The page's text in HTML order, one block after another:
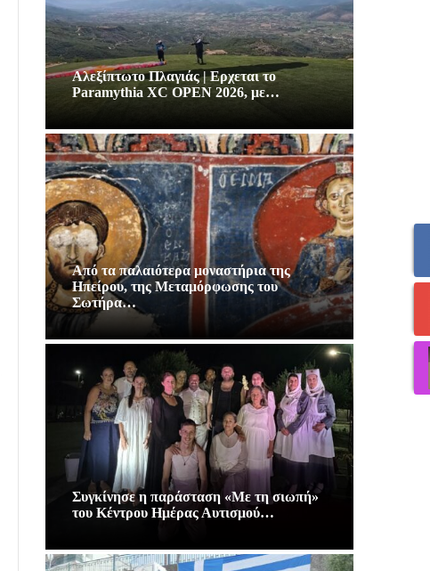
Αλεξίπτωτο Πλαγιάς | Ερχεται το
Paramythia XC OPEN 2026, με…
Από τα παλαιότερα μοναστήρια της
Ηπείρου, της Μεταμόρφωσης του
Σωτήρα…
Συγκίνησε η παράσταση «Με τη σιωπή»
του Κέντρου Ημέρας Αυτισμού…